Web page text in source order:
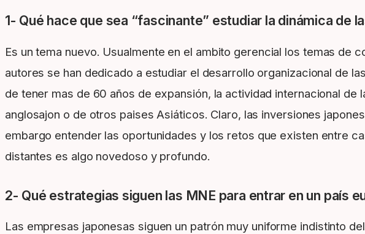
1- Qué hace que sea “fascinante” estudiar la dinámica de
Es un tema nuevo. Usualmente en el ambito gerencial los temas
autores se han dedicado a estudiar el desarrollo organizacional de
de tener mas de 60 años de expansión, la actividad internacional
anglosajon o de otros paises Asiáticos. Claro, las inversiones
embargo entender las oportunidades y los retos que existen entre
distantes es algo novedoso y profundo.
2- Qué estrategias siguen las MNE para entrar en un país
Las empresas japonesas siguen un patrón muy uniforme indistinto